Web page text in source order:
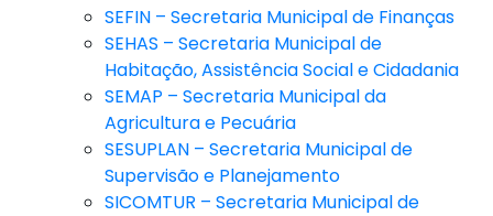
SEFIN – Secretaria Municipal de Finanças
SEHAS – Secretaria Municipal de
Habitação, Assistência Social e Cidadania
SEMAP – Secretaria Municipal da
Agricultura e Pecuária
SESUPLAN – Secretaria Municipal de
Supervisão e Planejamento
SICOMTUR – Secretaria Municipal de